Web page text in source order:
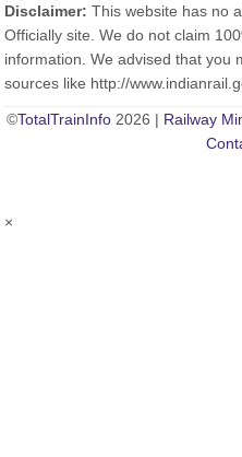
Disclaimer: This website has no
Officially site. We do not claim
information. We advised that you
sources like http://
©TotalTrainInfo 2026 | Railway
×